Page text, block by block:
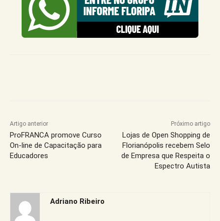
Artigo anterior
ProFRANCA promove Curso
On-line de Capacitação para
Educadores
Próximo artigo
Lojas de Open Shopping de
Florianópolis recebem Selo
de Empresa que Respeita o
Espectro Autista
Adriano Ribeiro